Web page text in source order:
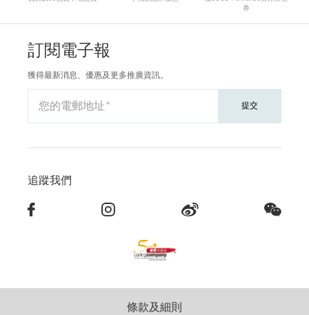
券
訂閱電子報
獲得最新消息、優惠及更多推廣資訊。
您的電郵地址 提交
追蹤我們
條款及細則